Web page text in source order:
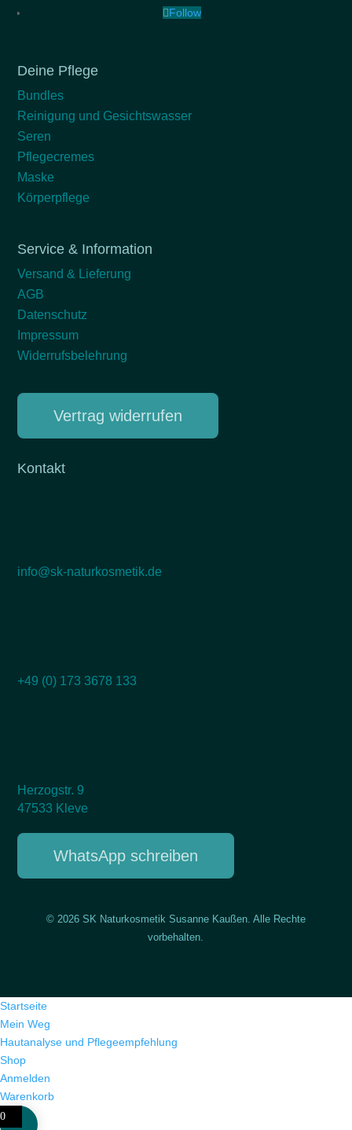
Follow
Deine Pflege
Bundles
Reinigung und Gesichtswasser
Seren
Pflegecremes
Maske
Körperpflege
Service & Information
Versand & Lieferung
AGB
Datenschutz
Impressum
Widerrufsbelehrung
Vertrag widerrufen
Kontakt
info@sk-naturkosmetik.de
+49 (0) 173 3678 133
Herzogstr. 9
47533 Kleve
WhatsApp schreiben
© 2026 SK Naturkosmetik Susanne Kaußen. Alle Rechte
vorbehalten.
Startseite
Mein Weg
Hautanalyse und Pflegeempfehlung
Shop
Anmelden
Warenkorb
0